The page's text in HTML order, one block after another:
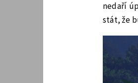
nedaří
stát, že